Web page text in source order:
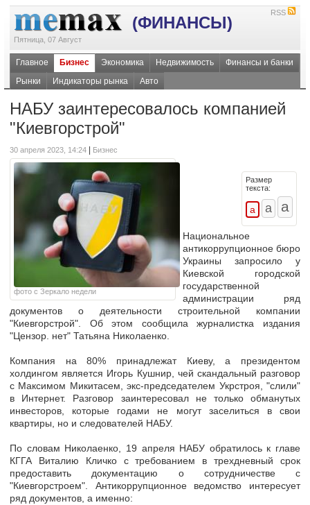
(ФИНАНСЫ)
Пятница, 07 Август
RSS
Главное Бизнес Экономика Недвижимость
Финансы и банки
Рынки
Индикаторы рынка Авто
НАБУ заинтересовалось компанией
"Киевгорстрой"
30 апреля 2023, 14:24 Бизнес
фото с Зеркало недели
Размер
текста:
Национальное
антикоррупционное бюро
Украины запросило у
Киевской городской
государственной
администрации ряд
документов о деятельности строительной компании
"Киевгорстрой". Об этом сообщила журналистка издания
"Цензор. нет" Татьяна Николаенко.
Компания на 80% принадлежат Киеву, а президентом
холдингом является Игорь Кушнир, чей скандальный разговор
с Максимом Микитасем, экс-председателем Укрстроя, "слили"
в Интернет. Разговор заинтересовал не только обманутых
инвесторов, которые годами не могут заселиться в свои
квартиры, но и следователей НАБУ.
По словам Николаенко, 19 апреля НАБУ обратилось к главе
КГГА Виталию Кличко с требованием в трехдневный срок
предоставить документацию о сотрудничестве с
"Киевгорстроем". Антикоррупционное ведомство интересует
ряд документов, а именно: